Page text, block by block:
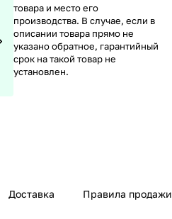
товара и место его
производства. В случае, если в
описании товара прямо не
указано обратное, гарантийный
срок на такой товар не
установлен.
Доставка Правила продажи